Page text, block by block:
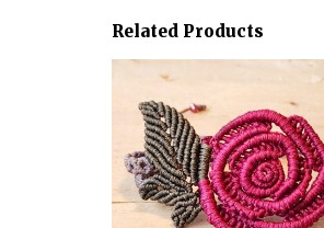
Related Products